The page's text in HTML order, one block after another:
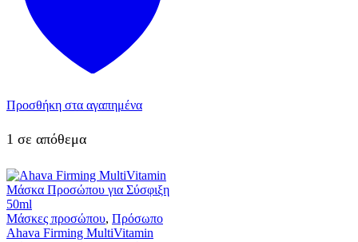
Προσθήκη στα αγαπημένα
1 σε απόθεμα
Μάσκες προσώπου, Πρόσωπο
Ahava Firming MultiVitamin